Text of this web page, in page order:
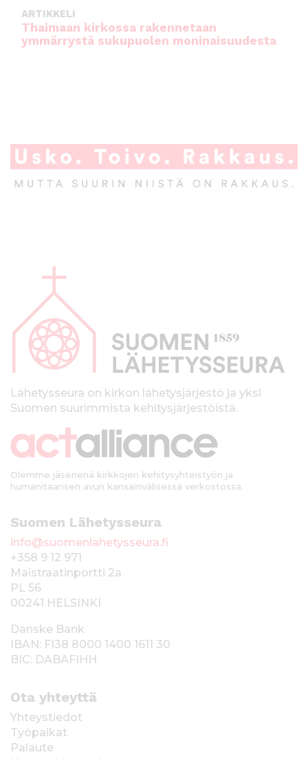
ARTIKKELI
Thaimaan kirkossa rakennetaan
ymmärrystä sukupuolen moninaisuudesta
p
kLähetysseura on kirkon lähetysjärjestö ja yksi
Suomen suurimmista kehitysjärjestöistä.
Olemme jäsenenä kirkkojen kehitysyhteistyön ja
humanitaarisen avun kansainvälisessä verkostossa.
Suomen Lähetysseura
info@suomenlahetysseura.fi
+358 9 12 971
Maistraatinportti 2a
PL 56
00241 HELSINKI
Danske Bank
IBAN: FI38 8000 1400 1611 30
BIC: DABAFIHH
Ota yhteyttä
Yhteystiedot
Työpaikat
Palaute